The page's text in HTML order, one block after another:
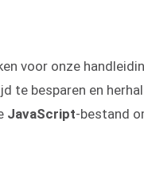
voor onze
te besparen en
JavaScript-bestand